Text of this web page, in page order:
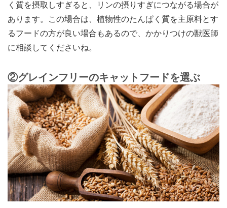
く質を摂取しすぎると、リンの摂りすぎにつながる場合が
あります。この場合は、植物性のたんぱく質を主原料とす
るフードの方が良い場合もあるので、かかりつけの獣医師
に相談してくださいね。
②グレインフリーのキャットフードを選ぶ